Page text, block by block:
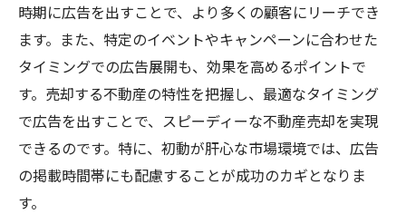
時期に広告を出すことで、より多くの顧客にリーチでき
ます。また、特定のイベントやキャンペーンに合わせた
タイミングでの広告展開も、効果を高めるポイントで
す。売却する不動産の特性を把握し、最適なタイミング
で広告を出すことで、スピーディーな不動産売却を実現
できるのです。特に、初動が肝心な市場環境では、広告
の掲載時間帯にも配慮することが成功のカギとなりま
す。